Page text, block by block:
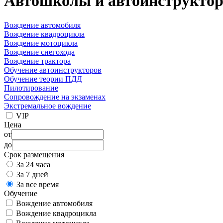
Вождение автомобиля
Вождение квадроцикла
Вождение мотоцикла
Вождение снегохода
Вождение трактора
Обучение автоинструкторов
Обучение теории ПДД
Пилотирование
Сопровождение на экзаменах
Экстремальное вождение
VIP
Цена
от
до
Срок размещения
За 24 часа
За 7 дней
За все время
Обучение
Вождение автомобиля
Вождение квадроцикла